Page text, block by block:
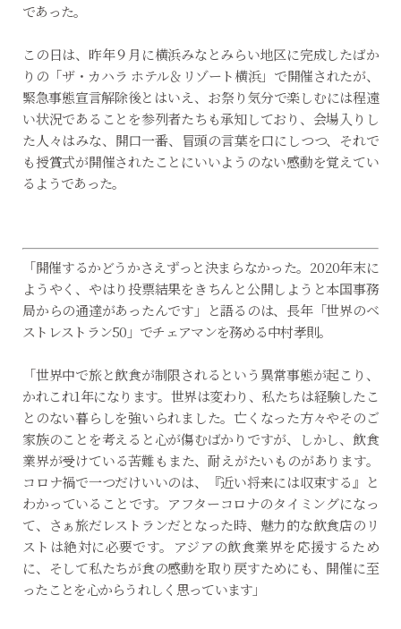
であった。
この日は、昨年９月に横浜みなとみらい地区に完成したばか
りの「ザ・カハラ ホテル＆リゾート横浜」で開催されたが、
緊急事態宣言解除後とはいえ、お祭り気分で楽しむには程遠
い状況であることを参列者たちも承知しており、会場入りし
た人々はみな、開口一番、冒頭の言葉を口にしつつ、それで
も授賞式が開催されたことにいいようのない感動を覚えてい
るようであった。
「開催するかどうかさえずっと決まらなかった。2020年末に
ようやく、やはり投票結果をきちんと公開しようと本国事務
局からの通達があったんです」と語るのは、長年「世界のベ
ストレストラン50」でチェアマンを務める中村孝則。
「世界中で旅と飲食が制限されるという異常事態が起こり、
かれこれ1年になります。世界は変わり、私たちは経験したこ
とのない暮らしを強いられました。亡くなった方々やそのご
家族のことを考えると心が傷むばかりですが、しかし、飲食
業界が受けている苦難もまた、耐えがたいものがあります。
コロナ禍で一つだけいいのは、『近い将来には収束する』と
わかっていることです。アフターコロナのタイミングになっ
て、さぁ旅だレストランだとなった時、魅力的な飲食店のリ
ストは絶対に必要です。アジアの飲食業界を応援するため
に、そして私たちが食の感動を取り戻すためにも、開催に至
ったことを心からうれしく思っています」